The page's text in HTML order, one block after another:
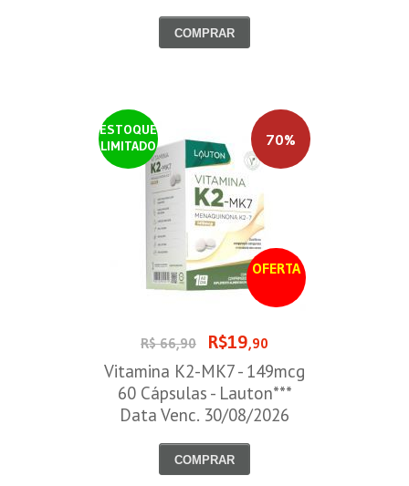
COMPRAR
ESTOQUE
LIMITADO
OFERTA
70%
R$ 66,90 R$19,90
Vitamina K2-MK7 - 149mcg
60 Cápsulas - Lauton***
Data Venc. 30/08/2026
COMPRAR